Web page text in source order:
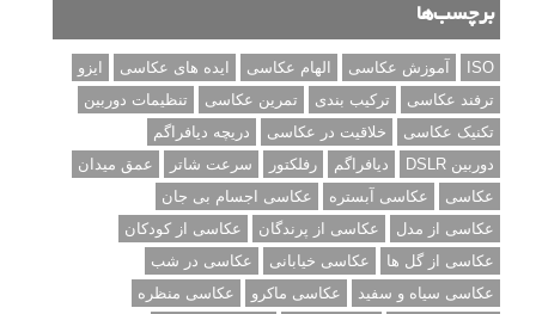
برچسب‌ها
ISO آموزش عکاسی الهام عکاسی ایده های عکاسی
ایزو
ترفند عکاسی
ترکیب بندی تمرین عکاسی
تنظیمات دوربین
تکنیک عکاسی
خلاقیت در عکاسی
دریچه دیافراگم
دوربین DSLR
دیافراگم رفلکتور سرعت شاتر
عمق میدان
عکاسی
عکاسی آبستره
عکاسی اجسام بی جان
عکاسی از مدل
عکاسی از پرندگان
عکاسی از کودکان
عکاسی از گل ها
عکاسی خیابانی
عکاسی در شب
عکاسی سیاه و سفید
عکاسی ماکرو
عکاسی منظره